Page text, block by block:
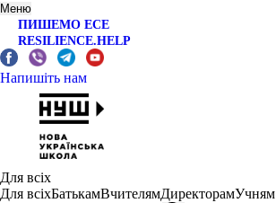
Меню
ПИШЕМО ЕСЕ
RESILIENCE.HELP
Напишіть нам
Для всіх
Для всіхБатькамВчителямДиректорамУчням